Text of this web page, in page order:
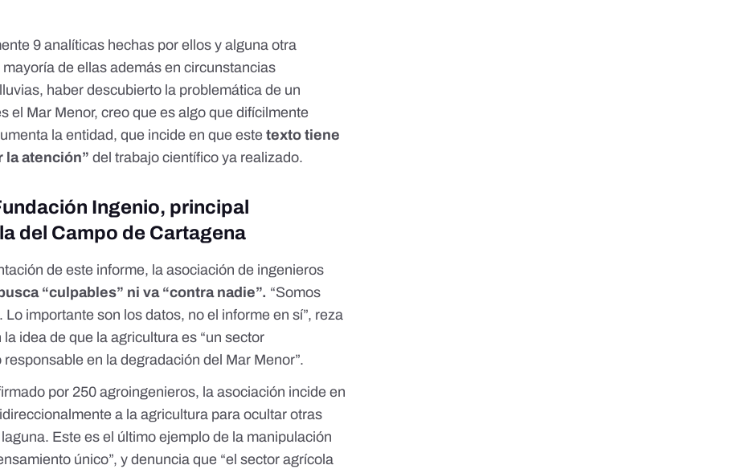
9 analíticas hechas por ellos y alguna otra
de ellas además en circunstancias
haber descubierto la problemática de un
el Mar Menor, creo que es algo que difícilmente
la entidad, que incide en que estetexto tiene
la atención” del trabajo científico ya realizado.
Ingenio, principal
del Campo de Cartagena
de este informe, la asociación de ingenieros
“culpables” ni va “contra nadie”. “Somos
importante son los datos, no el informe en sí”, reza
idea de que la agricultura es “un sector
en la degradación del Mar Menor”.
por 250 agroingenieros, la asociación incide en
a la agricultura para ocultar otras
Este es el último ejemplo de la manipulación
único”, y denuncia que “el sector agrícola